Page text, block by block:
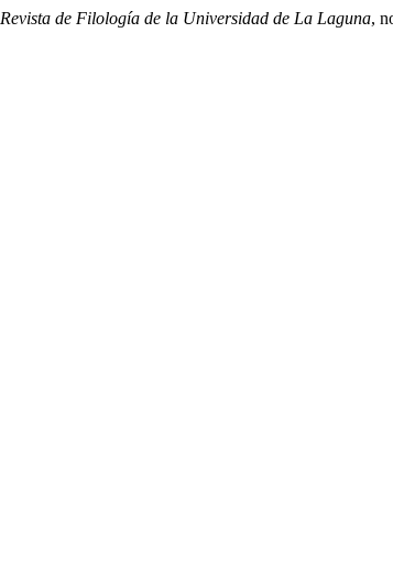
Revista de Filología de la Universidad de La Laguna,